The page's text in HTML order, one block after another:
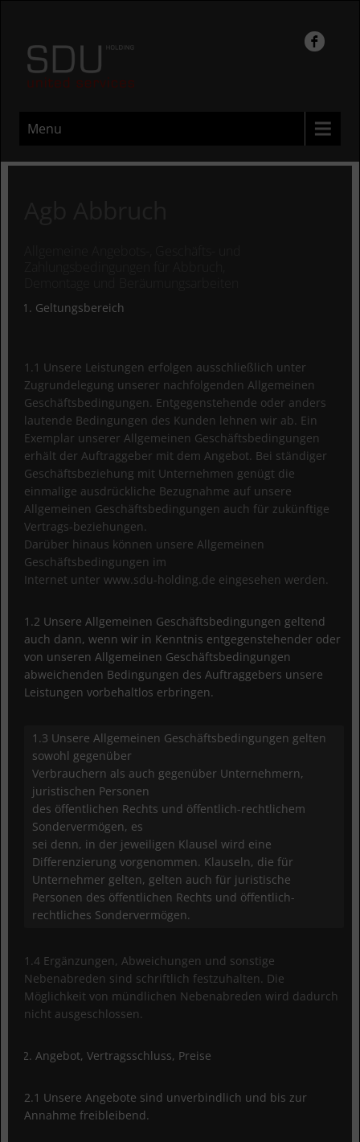
Menu
Geltungsbereich
1.1 Unsere Leistungen erfolgen ausschließlich unter
Zugrundelegung unserer nachfolgenden Allgemeinen
Geschäftsbedingungen. Entgegenstehende oder anders
lautende Bedingungen des Kunden lehnen wir ab. Ein
Exemplar unserer Allgemeinen Geschäftsbedingungen
erhält der Auftraggeber mit dem Angebot. Bei ständiger
Geschäftsbeziehung mit Unternehmen genügt die
einmalige ausdrückliche Bezugnahme auf unsere
Allgemeinen Geschäftsbedingungen auch für zukünftige
Vertrags-beziehungen.
Darüber hinaus können unsere Allgemeinen
Geschäftsbedingungen im
Internet unter www.sdu-holding.de eingesehen werden.
1.2 Unsere Allgemeinen Geschäftsbedingungen geltend
auch dann, wenn wir in Kenntnis entgegenstehender oder
von unseren Allgemeinen Geschäftsbedingungen
abweichenden Bedingungen des Auftraggebers unsere
Leistungen vorbehaltlos erbringen.
1.3 Unsere Allgemeinen Geschäftsbedingungen gelten
sowohl gegenüber
Verbrauchern als auch gegenüber Unternehmern,
juristischen Personen
des öffentlichen Rechts und öffentlich-rechtlichem
Sondervermögen, es
sei denn, in der jeweiligen Klausel wird eine
Differenzierung vorgenommen. Klauseln, die für
Unternehmer gelten, gelten auch für juristische
Personen des öffentlichen Rechts und öffentlich-
rechtliches Sondervermögen.
1.4 Ergänzungen, Abweichungen und sonstige
Nebenabreden sind schriftlich festzuhalten. Die
Möglichkeit von mündlichen Nebenabreden wird dadurch
nicht ausgeschlossen.
Angebot, Vertragsschluss, Preise
2.1 Unsere Angebote sind unverbindlich und bis zur
Annahme freibleibend.